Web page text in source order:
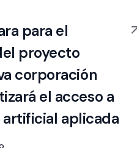
para el
proyecto
corporación
el acceso a
artificial aplicada